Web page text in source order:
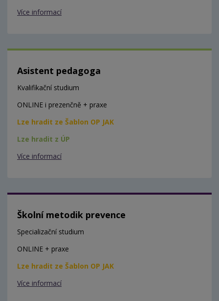
Více informací
Asistent pedagoga
Kvalifikační studium
ONLINE i prezenčně + praxe
Lze hradit ze Šablon OP JAK
Lze hradit z ÚP
Více informací
Školní metodik prevence
Specializační studium
ONLINE + praxe
Lze hradit ze Šablon OP JAK
Více informací